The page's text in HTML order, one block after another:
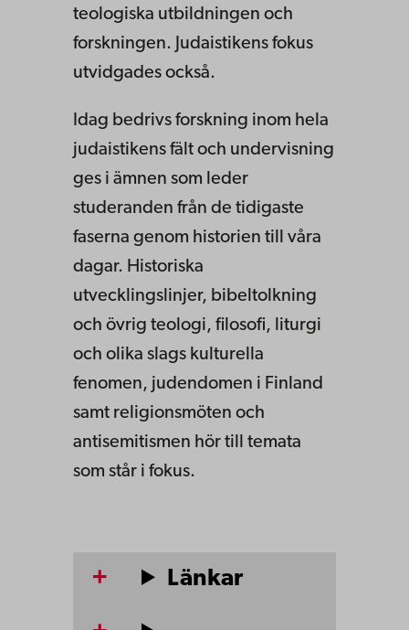
teologiska utbildningen och
forskningen. Judaistikens fokus
utvidgades också.
Idag bedrivs forskning inom hela
judaistikens fält och undervisning
ges i ämnen som leder
studeranden från de tidigaste
faserna genom historien till våra
dagar. Historiska
utvecklingslinjer, bibeltolkning
och övrig teologi, filosofi, liturgi
och olika slags kulturella
fenomen, judendomen i Finland
samt religionsmöten och
antisemitismen hör till temata
som står i fokus.
Länkar